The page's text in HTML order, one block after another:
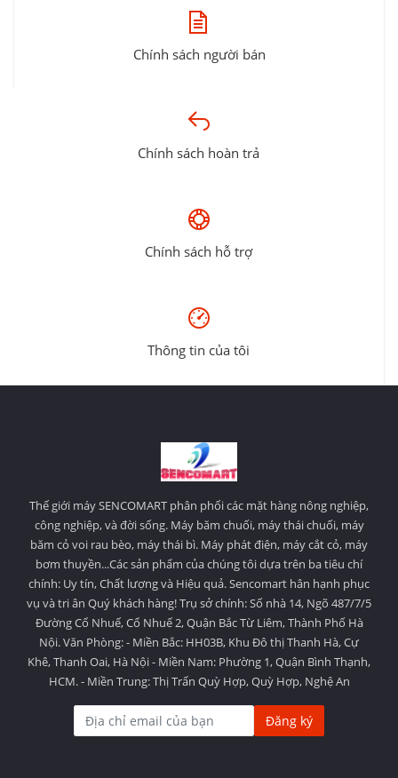
Chính sách người bán
Chính sách hoàn trả
Chính sách hỗ trợ
Thông tin của tôi
Thế giới máy SENCOMART phân phối các mặt hàng nông nghiệp,
công nghiệp, và đời sống. Máy băm chuối, máy thái chuối, máy
băm cỏ voi rau bèo, máy thái bì. Máy phát điện, máy cắt cỏ, máy
bơm thuyền...Các sản phẩm của chúng tôi dựa trên ba tiêu chí
chính: Uy tín, Chất lượng và Hiệu quả. Sencomart hân hạnh phục
vụ và tri ân Quý khách hàng! Trụ sở chính: Số nhà 14, Ngõ 487/7/5
Đường Cổ Nhuế, Cổ Nhuế 2, Quận Bắc Từ Liêm, Thành Phố Hà
Nội. Văn Phòng: - Miền Bắc: HH03B, Khu Đô thị Thanh Hà, Cự
Khê, Thanh Oai, Hà Nội - Miền Nam: Phường 1, Quận Bình Thạnh,
HCM. - Miền Trung: Thị Trấn Quỳ Hợp, Quỳ Hợp, Nghệ An
Đăng ký